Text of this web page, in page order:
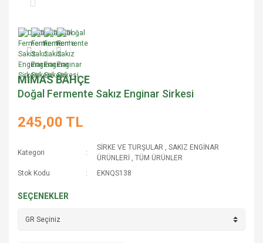
MİMAS BAHÇE
Doğal Fermente Sakız Enginar Sirkesi
245,00 TL
Kategori
SİRKE VE TURŞULAR ,SAKIZ ENGİNAR
ÜRÜNLERİ ,TÜM ÜRÜNLER
Stok Kodu
EKNQS138
SEÇENEKLER